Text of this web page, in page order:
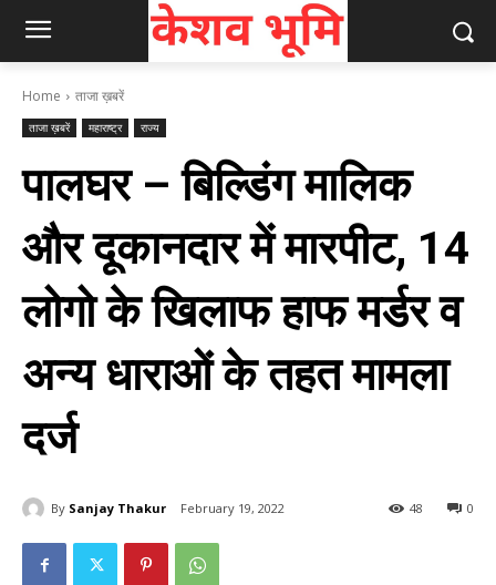
Home ताजा ख़बरें
ताजा ख़बरें महाराष्ट्र राज्य
पालघर – बिल्डिंग मालिक
और दूकानदार में मारपीट, 14
लोगो के खिलाफ हाफ मर्डर व
अन्य धाराओं के तहत मामला
दर्ज
By Sanjay Thakur February 19, 2022 0
48